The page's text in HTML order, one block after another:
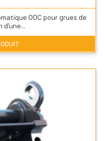
OQC pour grues de
d'une...